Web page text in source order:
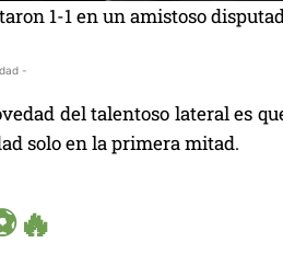
1-1 en un amistoso
-
del talentoso lateral es
solo en la primera mitad.